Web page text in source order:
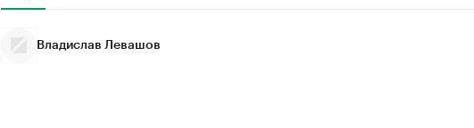
Владислав Левашов